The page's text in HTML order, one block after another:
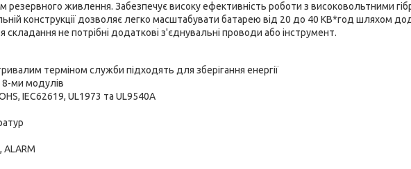
резервного живлення. Забезпечує високу ефективність роботи з високовольтними
конструкції дозволяє легко масштабувати батарею від 20 до 40 КВ*год шляхом
не потрібні додаткові з'єднувальні проводи або інструмент.
терміном служби підходять для зберігання енергії
8-ми модулів
IEC62619, UL1973 та UL9540A
ALARM